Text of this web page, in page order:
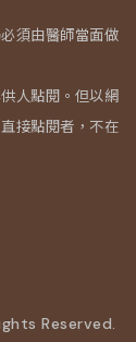
須由醫師當面做
人點閱。但以網
接點閱者，不在
Reserved.